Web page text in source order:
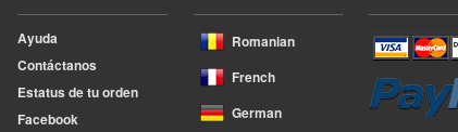
Ayuda
Contáctanos
Estatus de tu orden
Facebook
Romanian
French
German